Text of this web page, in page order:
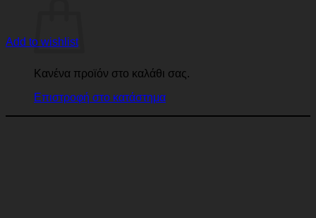
Κανένα προϊόν στο καλάθι σας.
Επιστροφή στο κατάστημα
Add to wishlist